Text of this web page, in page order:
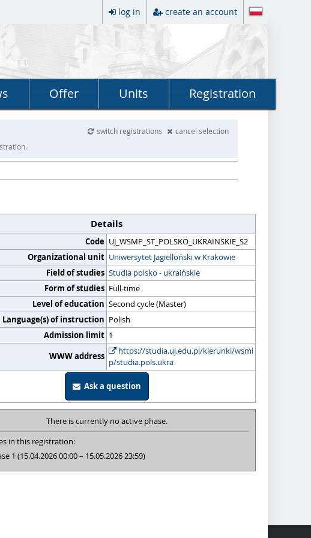
log in create an account
Offer Units Registration
switch registrations
cancel selection
Details
Code UJ_WSMP_ST_POLSKO_UKRAINSKIE_S2
Organizational unit Uniwersytet Jagielloński w Krakowie
Field of studies Studia polsko - ukraińskie
Form of studies Full-time
Level of education Second cycle (Master)
Language(s) of instruction Polish
Admission limit 1
WWW address
https://studia.uj.edu.pl/kierunki/wsmi
p/studia.pols.ukra
Ask a question
There is currently no active phase.
in this registration:
1 (15.04.2026 00:00 – 15.05.2026 23:59)